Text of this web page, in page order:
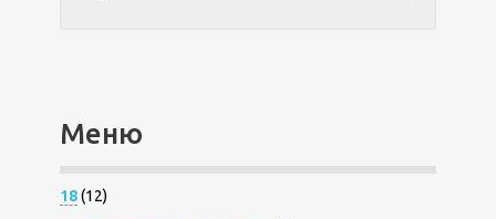
Меню
18(12)